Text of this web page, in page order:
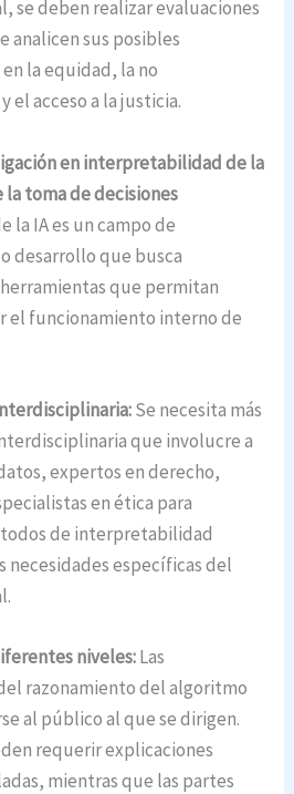
se deben realizar evaluaciones
analicen sus posibles
la equidad, la no
el acceso a la justicia.
en interpretabilidad de la
la toma de decisiones
la IA es un campo de
desarrollo que busca
que permitan
el funcionamiento interno de
Se necesita más
que involucre a
expertos en derecho,
en ética para
de interpretabilidad
necesidades específicas del
niveles:Las
razonamiento del algoritmo
al público al que se dirigen.
requerir explicaciones
mientras que las partes